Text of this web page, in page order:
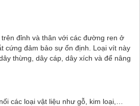
đỉnh và thân với các đường ren ở
cứng đảm bảo sự ổn định. Loại vít này
thừng, dây cáp, dây xích và để nâng
các loại vật liệu như gỗ, kim loại,…